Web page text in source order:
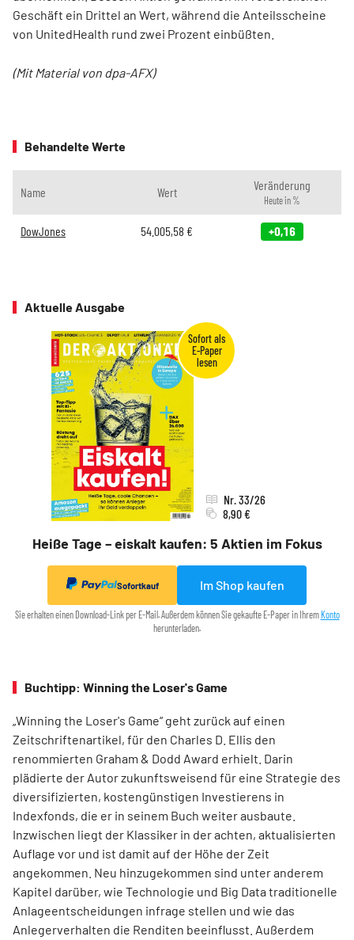
Geschäft ein Drittel an Wert, während die Anteilsscheine
von UnitedHealth rund zwei Prozent einbüßten.
(Mit Material von dpa-AFX)
Behandelte Werte
Name Wert Veränderung
Heute in %
DowJones 54.005,58 € +0,16
Aktuelle Ausgabe
Heiße Tage – eiskalt kaufen: 5 Aktien im Fokus
Nr. 33/26
8,90 €
Sofortkauf Im Shop kaufen
Sie erhalten einen Download-Link per E-Mail. Außerdem können Sie gekaufte E-Paper in Ihrem Konto
herunterladen.
Buchtipp: Winning the Loser's Game
„Winning the Loser's Game“ geht zurück auf einen
Zeitschriftenartikel, für den Charles D. Ellis den
renommierten Graham & Dodd Award erhielt. Darin
plädierte der Autor zukunftsweisend für eine Strategie des
diversifizierten, kostengünstigen Investierens in
Indexfonds, die er in seinem Buch weiter ausbaute.
Inzwischen liegt der Klassiker in der achten, aktualisierten
Auflage vor und ist damit auf der Höhe der Zeit
angekommen. Neu hinzugekommen sind unter anderem
Kapitel darüber, wie Technologie und Big Data traditionelle
Anlageentscheidungen infrage stellen und wie das
Anlegerverhalten die Renditen beeinflusst. Außerdem